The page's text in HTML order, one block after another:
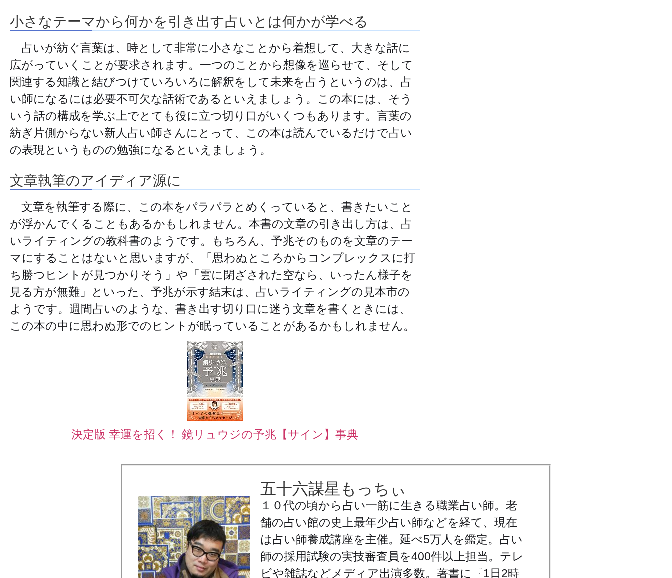
小さなテーマから何かを引き出す占いとは何かが学べる
占いが紡ぐ言葉は、時として非常に小さなことから着想して、大きな話に
広がっていくことが要求されます。一つのことから想像を巡らせて、そして
関連する知識と結びつけていろいろに解釈をして未来を占うというのは、占
い師になるには必要不可欠な話術であるといえましょう。この本には、そう
いう話の構成を学ぶ上でとても役に立つ切り口がいくつもあります。言葉の
紡ぎ片側からない新人占い師さんにとって、この本は読んでいるだけで占い
の表現というものの勉強になるといえましょう。
文章執筆のアイディア源に
文章を執筆する際に、この本をパラパラとめくっていると、書きたいこと
が浮かんでくることもあるかもしれません。本書の文章の引き出し方は、占
いライティングの教科書のようです。もちろん、予兆そのものを文章のテー
マにすることはないと思いますが、「思わぬところからコンプレックスに打
ち勝つヒントが見つかりそう」や「雲に閉ざされた空なら、いったん様子を
見る方が無難」といった、予兆が示す結末は、占いライティングの見本市の
ようです。週間占いのような、書き出す切り口に迷う文章を書くときには、
この本の中に思わぬ形でのヒントが眠っていることがあるかもしれません。
決定版 幸運を招く！ 鏡リュウジの予兆【サイン】事典
五十六謀星もっちぃ
１０代の頃から占い一筋に生きる職業占い師。老
舗の占い館の史上最年少占い師などを経て、現在
は占い師養成講座を主催。延べ5万人を鑑定。占い
師の採用試験の実技審査員を400件以上担当。テレ
ビや雑誌などメディア出演多数。著書に『1日2時